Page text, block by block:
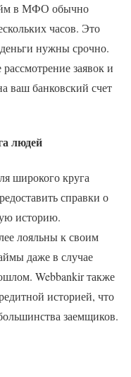
в МФО обычно
часов. Это
нужны срочно.
заявок и
ваш банковский счет
людей
широкого круга
справки о
историю.
лояльны к своим
даже в случае
Webbankir также
историей, что
заемщиков.